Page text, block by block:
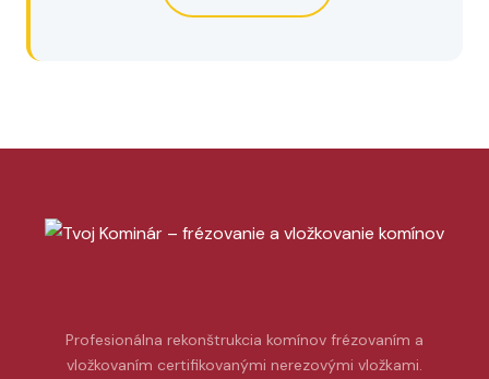
Profesionálna rekonštrukcia komínov frézovaním a
vložkovaním certifikovanými nerezovými vložkami.